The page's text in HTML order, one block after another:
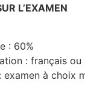
L’EXAMEN
: 60%
: français ou
examen à choix